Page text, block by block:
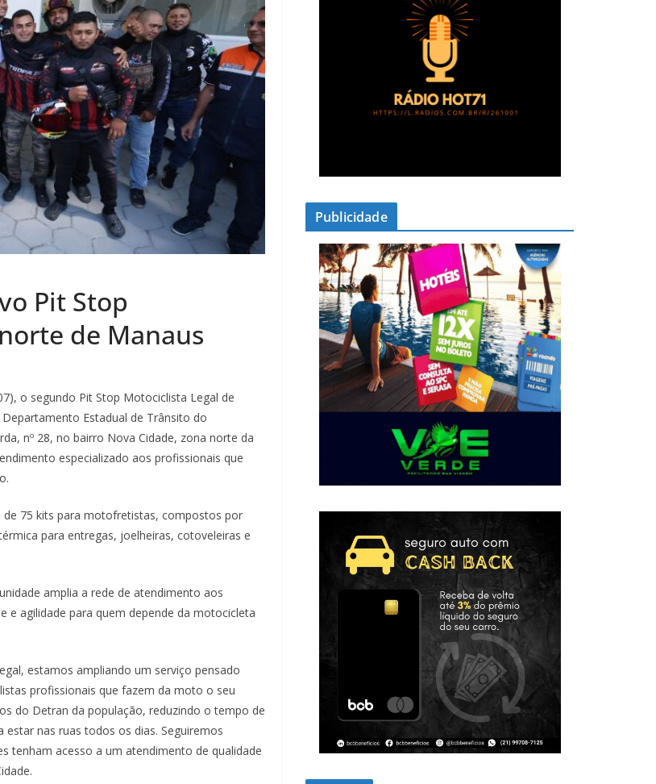
Pit Stop
de Manaus
o segundo Pit Stop Motociclista Legal de
Estadual de Trânsito do
nº 28, no bairro Nova Cidade, zona norte da
especializado aos profissionais que
75 kits para motofretistas, compostos por
para entregas, joelheiras, cotoveleiras e
amplia a rede de atendimento aos
e agilidade para quem depende da motocicleta
estamos ampliando um serviço pensado
profissionais que fazem da moto o seu
do Detran da população, reduzindo o tempo de
nas ruas todos os dias. Seguiremos
tenham acesso a um atendimento de qualidade
Publicidade